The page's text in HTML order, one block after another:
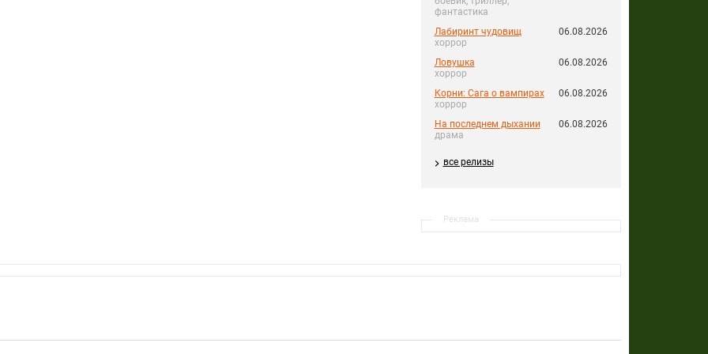
фантастика
Лабиринт чудовищ
хоррор
06.08.2026
Ловушка
хоррор
06.08.2026
Корни: Сага о вампирах
хоррор
06.08.2026
На последнем дыхании
драма
06.08.2026
все релизы
Реклама